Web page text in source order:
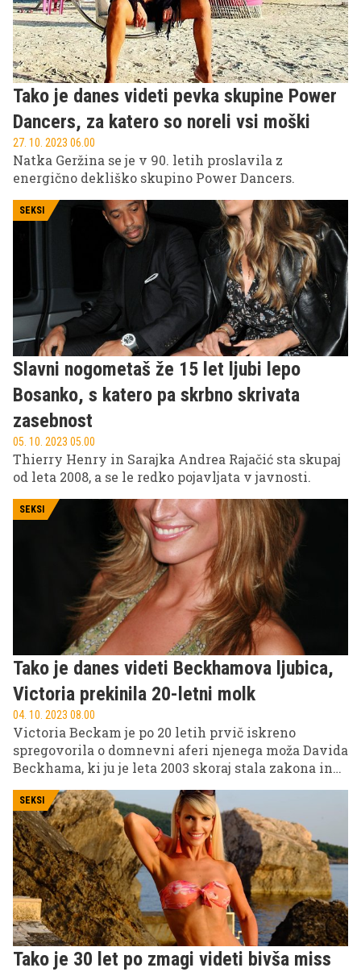
Tako je danes videti pevka skupine Power
Dancers, za katero so noreli vsi moški
27. 10. 2023 06.00
Natka Geržina se je v 90. letih proslavila z
energično dekliško skupino Power Dancers.
SEKSI
Slavni nogometaš že 15 let ljubi lepo
Bosanko, s katero pa skrbno skrivata
zasebnost
05. 10. 2023 05.00
Thierry Henry in Sarajka Andrea Rajačić sta skupaj
od leta 2008, a se le redko pojavljata v javnosti.
SEKSI
Tako je danes videti Beckhamova ljubica,
Victoria prekinila 20-letni molk
04. 10. 2023 08.00
Victoria Beckam je po 20 letih prvič iskreno
spregovorila o domnevni aferi njenega moža Davida
Beckhama, ki ju je leta 2003 skoraj stala zakona in
Girls močno prizadeta. ''To je bilo najtežje obdobje za
naju. Zdelo se je, kot da je ves svet proti nama,'' je
dejala Victoria, ki je dejala, da mu je dejanje
''zamerila''.
SEKSI
Tako je 30 let po zmagi videti bivša miss